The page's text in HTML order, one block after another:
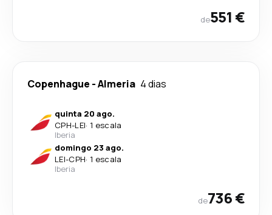
de551 €
Copenhague -Almeria 4 dias
quinta 20 ago.
CPH-LEI· 1 escala
Iberia
domingo 23 ago.
LEI-CPH· 1 escala
Iberia
de736 €